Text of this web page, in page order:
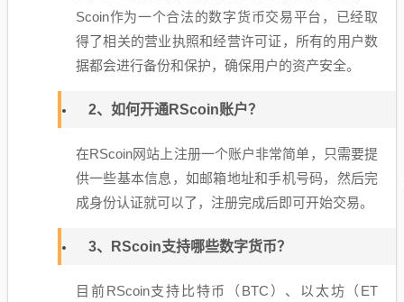
Scoin作为一个合法的数字货币交易平台，已经取
得了相关的营业执照和经营许可证，所有的用户数
据都会进行备份和保护，确保用户的资产安全。
2、如何开通RScoin账户？
在RScoin网站上注册一个账户非常简单，只需要提
供一些基本信息，如邮箱地址和手机号码，然后完
成身份认证就可以了，注册完成后即可开始交易。
3、RScoin支持哪些数字货币？
目前RScoin支持比特币（BTC）、以太坊（ET